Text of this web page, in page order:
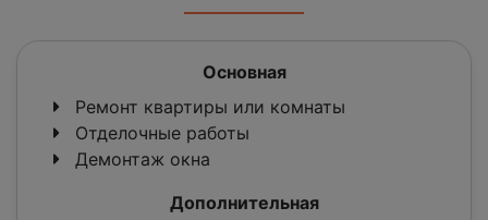
Основная
Ремонт квартиры или комнаты
Отделочные работы
Демонтаж окна
Дополнительная